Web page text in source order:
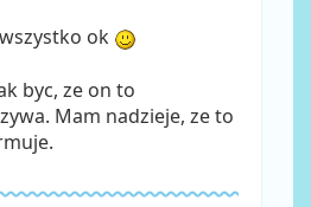
ok
byc, ze on to
Mam nadzieje, ze to